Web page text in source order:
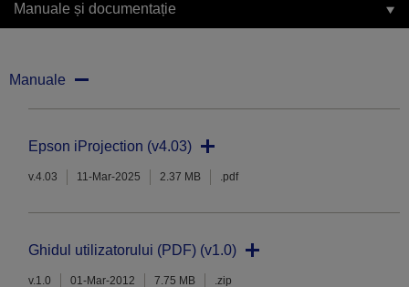
Manuale și documentație
Manuale
Epson iProjection (v4.03)
v.4.03 11-Mar-2025 2.37 MB .pdf
Ghidul utilizatorului (PDF) (v1.0)
v.1.0 01-Mar-2012 7.75 MB .zip